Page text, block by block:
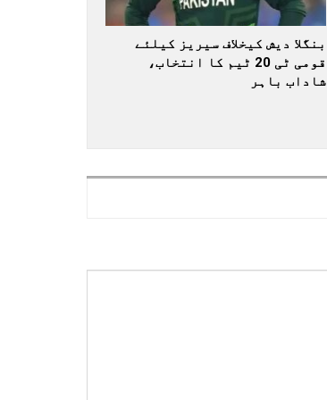
بنگلا دیش کیخلاف سیریز کیلئے
قومی ٹی 20 ٹیم کا انتخاب،
شاداب باہر